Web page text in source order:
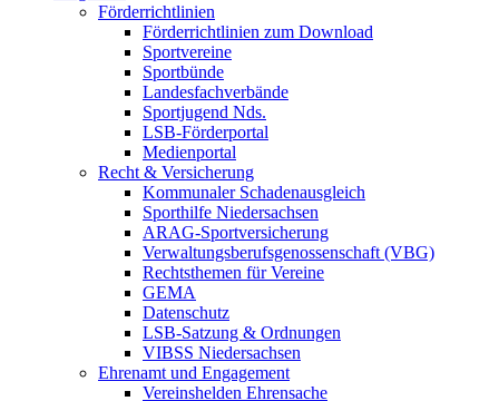
Förderrichtlinien
Förderrichtlinien zum Download
Sportvereine
Sportbünde
Landesfachverbände
Sportjugend Nds.
LSB-Förderportal
Medienportal
Recht & Versicherung
Kommunaler Schadenausgleich
Sporthilfe Niedersachsen
ARAG-Sportversicherung
Verwaltungsberufsgenossenschaft (VBG)
Rechtsthemen für Vereine
GEMA
Datenschutz
LSB-Satzung & Ordnungen
VIBSS Niedersachsen
Ehrenamt und Engagement
Vereinshelden Ehrensache